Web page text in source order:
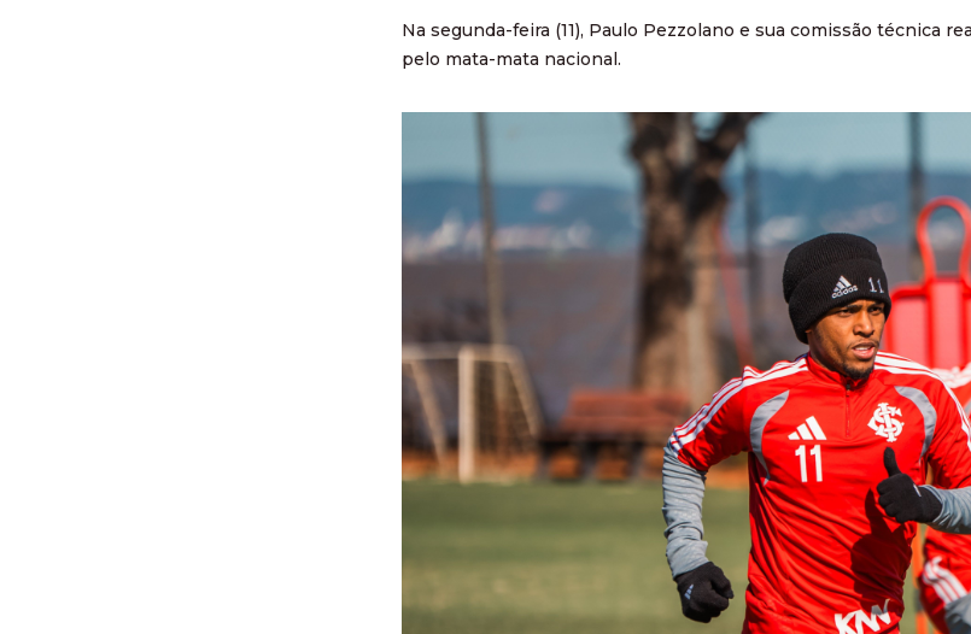
Na segunda-feira (11), Paulo Pezzolano e sua comissão técnica
pelo mata-mata nacional.